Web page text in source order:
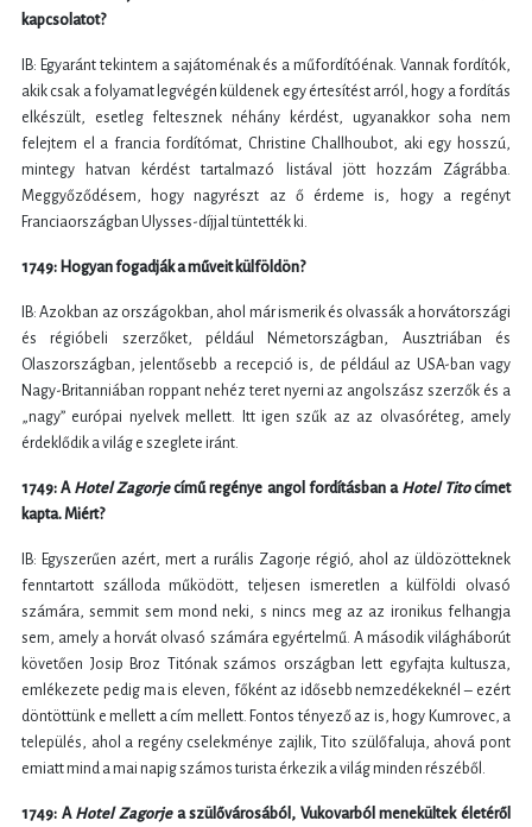
kapcsolatot?
IB: Egyaránt tekintem a sajátoménak és a műfordítóénak. Vannak fordítók,
akik csak a folyamat legvégén küldenek egy értesítést arról, hogy a fordítás
elkészült, esetleg feltesznek néhány kérdést, ugyanakkor soha nem
felejtem el a francia fordítómat, Christine Challhoubot, aki egy hosszú,
mintegy hatvan kérdést tartalmazó listával jött hozzám Zágrábba.
Meggyőződésem, hogy nagyrészt az ő érdeme is, hogy a regényt
Franciaországban Ulysses-díjjal tüntették ki.
1749: Hogyan fogadják a műveit külföldön?
IB: Azokban az országokban, ahol már ismerik és olvassák a horvátországi
és régióbeli szerzőket, például Németországban, Ausztriában és
Olaszországban, jelentősebb a recepció is, de például az USA-ban vagy
Nagy-Britanniában roppant nehéz teret nyerni az angolszász szerzők és a
„nagy” európai nyelvek mellett. Itt igen szűk az az olvasóréteg, amely
érdeklődik a világ e szeglete iránt.
1749: A Hotel Zagorjecímű regénye angol fordításban a Hotel Titocímet
kapta. Miért?
IB: Egyszerűen azért, mert a rurális Zagorje régió, ahol az üldözötteknek
fenntartott szálloda működött, teljesen ismeretlen a külföldi olvasó
számára, semmit sem mond neki, s nincs meg az az ironikus felhangja
sem, amely a horvát olvasó számára egyértelmű. A második világháborút
követően Josip Broz Titónak számos országban lett egyfajta kultusza,
emlékezete pedig ma is eleven, főként az idősebb nemzedékeknél – ezért
döntöttünk e mellett a cím mellett. Fontos tényező az is, hogy Kumrovec, a
település, ahol a regény cselekménye zajlik, Tito szülőfaluja, ahová pont
emiatt mind a mai napig számos turista érkezik a világ minden részéből.
1749: A Hotel Zagorjea szülővárosából, Vukovarból menekültek életéről